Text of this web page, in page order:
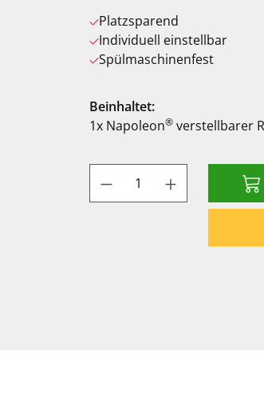
Platzsparend
Individuell einstellbar
Spülmaschinenfest
Beinhaltet:
1x Napoleon® verstellbarer
Produkt Anzahl: